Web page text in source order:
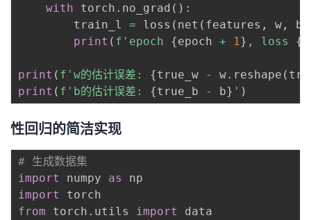
with torch . no_grad ( ) :
        train_l
= loss ( net ( features , w , b
print ( f'epoch {epoch + 1 } , loss {
print ( f'w的估计误差: {true_w - w. reshape (
print ( f'b的估计误差: {true_b - b} ' )
性回归的简洁实现
# 生成数据集
import
numpy as
import
from torch . utils import